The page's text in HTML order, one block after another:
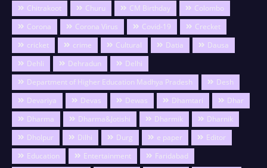
Chitrakoot
Churu CM Birthday
Colombo
Corona
Corona Virus Covid-19
Crecket
cricket
crime Cultural Datia
Dausa
Dehli
Dehradun
Delhi
Department of Higher Education Madhya Pradesh
Desh
Devariya
Devas Dewas Dhamtari
Dhar
Dharma
Dharma&Jotishi Dharmik
Dharnik
Dholpur
Dilhi Durg e paper
Editor
Education
Entertainment
Faridabad